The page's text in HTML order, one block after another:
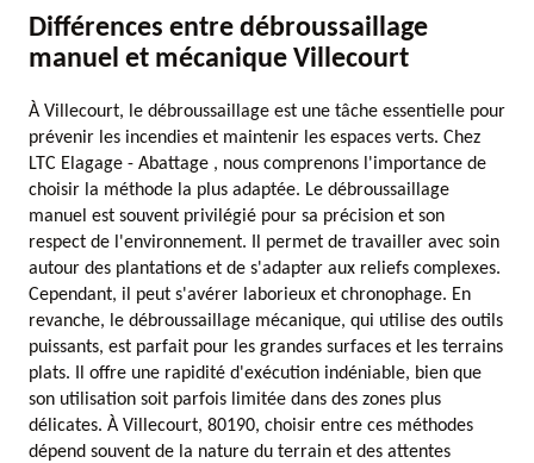
Différences entre débroussaillage
manuel et mécanique Villecourt
À Villecourt, le débroussaillage est une tâche essentielle pour
prévenir les incendies et maintenir les espaces verts. Chez
LTC Elagage - Abattage , nous comprenons l'importance de
choisir la méthode la plus adaptée. Le débroussaillage
manuel est souvent privilégié pour sa précision et son
respect de l'environnement. Il permet de travailler avec soin
autour des plantations et de s'adapter aux reliefs complexes.
Cependant, il peut s'avérer laborieux et chronophage. En
revanche, le débroussaillage mécanique, qui utilise des outils
puissants, est parfait pour les grandes surfaces et les terrains
plats. Il offre une rapidité d'exécution indéniable, bien que
son utilisation soit parfois limitée dans des zones plus
délicates. À Villecourt, 80190, choisir entre ces méthodes
dépend souvent de la nature du terrain et des attentes